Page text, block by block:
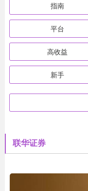
指南
平台
高收益
新手
联华证券